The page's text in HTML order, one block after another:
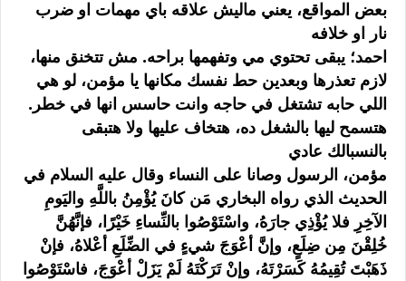
بعض المواقع، يعني ماليش علاقه باي مهمات او ضرب
نار او خلافه
احمد؛ يبقى تحتوي مي وتفهمها براحه. مش تتخنق منها،
لازم تعذرها وبعدين حط نفسك مكانها يا مؤمن، لو هي
اللي حابه تشتغل في حاجه وانت حاسس انها في خطر.
هتسمح ليها بالشغل ده، هتخاف عليها ولا هتبقى
بالنسبالك عادي
مؤمن، الرسول وصانا على النساء وقال عليه السلام في
الحديث الذي رواه البخاري مَن كانَ يُؤْمِنُ باللَّهِ واليَومِ
الآخِرِ فلا يُؤْذِي جارَهُ، واسْتَوْصُوا بالنِّساءِ خَيْرًا، فإنَّهُنَّ
خُلِقْنَ مِن ضِلَعٍ، وإنَّ أعْوَجَ شيءٍ في الضِّلَعِ أعْلاهُ، فإنْ
ذَهَبْتَ تُقِيمُهُ كَسَرْتَهُ، وإنْ تَرَكْتَهُ لَمْ يَزَلْ أعْوَجَ، فاسْتَوْصُوا